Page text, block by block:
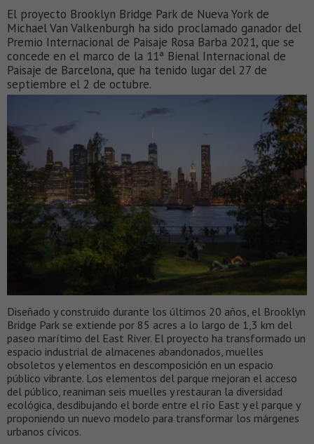
El proyecto Brooklyn Bridge Park de Nueva York de
Michael Van Valkenburgh ha sido proclamado ganador del
Premio Internacional de Paisaje Rosa Barba 2021, que se
concede en el marco de la 11ª Bienal Internacional de
Paisaje de Barcelona, que ha tenido lugar del 27 de
septiembre el 2 de octubre.
Diseñado y construido durante los últimos 20 años, el Brooklyn
Bridge Park se extiende por 85 acres a lo largo de 1,3 km del
paseo marítimo del East River. El proyecto ha transformado un
espacio industrial de almacenes abandonados, muelles
obsoletos y elementos en descomposición en un espacio
público vibrante. Los elementos del parque mejoran el acceso
del público, reaniman seis muelles y restauran la diversidad
ecológica, desdibujando el borde entre el río East y el parque y
proponiendo un nuevo modelo para transformar los márgenes
urbanos cívicos.